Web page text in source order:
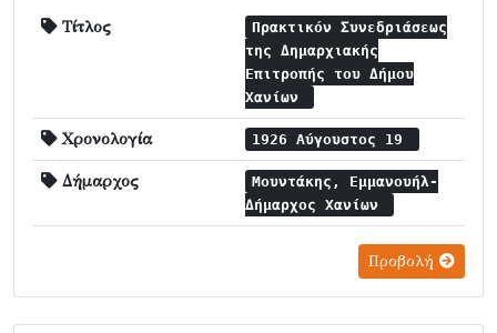
Τίτλος
Πρακτικόν Συνεδριάσεως
της Δημαρχιακής
Επιτροπής του Δήμου
Χανίων
Χρονολογία 1926 Αύγουστος 19
Δήμαρχος
Μουντάκης, Εμμανουήλ-
Δήμαρχος Χανίων
Προβολή